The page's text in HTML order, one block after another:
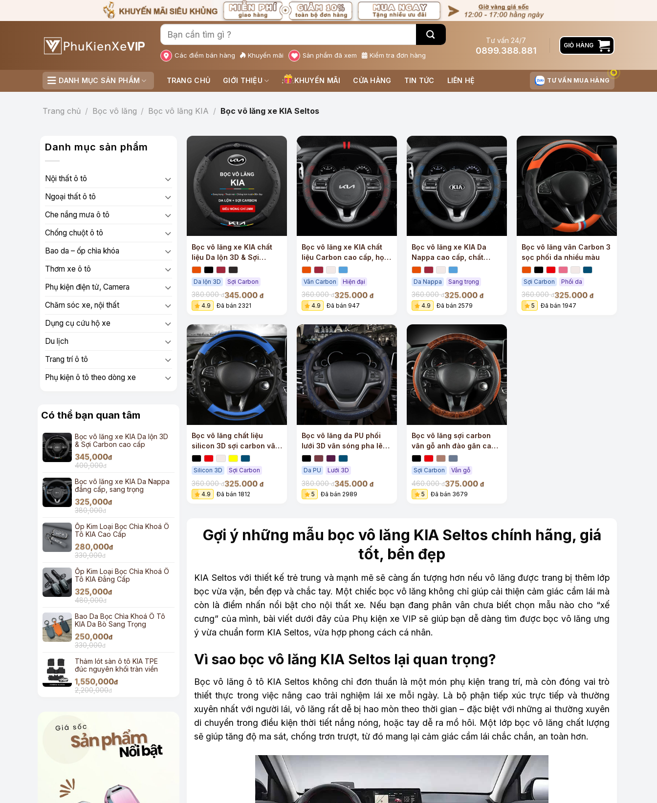
qua
Các điểm bán hàng Khuyến mãi Sản phẩm đã xem Kiểm tra đơn hàng
Tư vấn 24/7
0899.388.881
GIỎ HÀNG
DANH MỤC SẢN PHẨM TRANG CHỦ GIỚI THIỆU KHUYẾN MÃI CỬA HÀNG TIN TỨC LIÊN HỆ TƯ VẤN MUA HÀNG
Trang chủ / Bọc vô lăng / Bọc vô lăng KIA / Bọc vô lăng xe KIA Seltos
Danh mục sản phẩm
Nội thất ô tô
Ngoại thất ô tô
Che nắng mưa ô tô
Chống chuột ô tô
Bao da – ốp chìa khóa
Thơm xe ô tô
Phụ kiện điện tử, Camera
Chăm sóc xe, nội thất
Dụng cụ cứu hộ xe
Du lịch
Trang trí ô tô
Phụ kiện ô tô theo dòng xe
Có thể bạn quan tâm
Bọc vô lăng xe KIA Da lộn 3D
& Sợi Carbon cao cấp
345,000đ
400,000đ
Bọc vô lăng xe KIA Da Nappa
đẳng cấp, sang trọng
325,000đ
380,000đ
Ốp Kim Loại Bọc Chìa Khoá Ô
Tô KIA Cao Cấp
280,000đ
330,000đ
Ốp Kim Loại Bọc Chìa Khoá Ô
Tô KIA Đẳng Cấp
325,000đ
480,000đ
Bao Da Bọc Chìa Khoá Ô Tô
KIA Da Bò Sang Trọng
250,000đ
330,000đ
Thảm lót sàn ô tô KIA TPE
đúc nguyên khối tràn viền
1,550,000đ
2,200,000đ
Bọc vô lăng xe KIA chất
liệu Da lộn 3D & Sợi
Carbon cao cấp
Da lộn 3D Sợi Carbon
380.000đ345.000 đ
4.9
Đã bán 2321
Bọc vô lăng xe KIA chất
liệu Carbon cao cấp, họa
tiết 3D
Vân Carbon Hiện đại
360.000đ325.000 đ
4.9
Đã bán 947
Bọc vô lăng xe KIA Da
Nappa cao cấp, chất
lượng
Da Nappa Sang trọng
360.000đ325.000 đ
4.9
Đã bán 2579
Bọc vô lăng vân Carbon 3
sọc phối da nhiều màu
Sợi Carbon Phối da
360.000đ325.000 đ
5
Đã bán 1947
Bọc vô lăng chất liệu
silicon 3D sợi carbon vân
rồng kiểu mới
Silicon 3D Sợi Carbon
360.000đ325.000 đ
4.9
Đã bán 1812
Bọc vô lăng da PU phối
lưới 3D vân sóng pha lê
siêu sang
Da PU Lưới 3D
380.000đ345.000 đ
5
Đã bán 2989
Bọc vô lăng sợi carbon
vân gỗ anh đào gân cao
su sang trọng
Sợi Carbon Vân gỗ
460.000đ375.000 đ
5
Đã bán 3679
Gợi ý những mẫu bọc vô lăng KIA Seltos chính hãng, giá
tốt, bền đẹp
KIA Seltos với thiết kế trẻ trung và mạnh mẽ sẽ càng ấn tượng hơn nếu vô lăng được trang bị thêm lớp
bọc vừa vặn, bền đẹp và chắc tay. Một chiếc bọc vô lăng không chỉ giúp cải thiện cảm giác cầm lái mà
còn là điểm nhấn nổi bật cho nội thất xe. Nếu bạn đang phân vân chưa biết chọn mẫu nào cho “xế
cưng” của mình, bài viết dưới đây của Phụ kiện xe VIP sẽ giúp bạn dễ dàng tìm được bọc vô lăng ưng
ý vừa chuẩn form KIA Seltos, vừa hợp phong cách cá nhân.
Vì sao bọc vô lăng KIA Seltos lại quan trọng?
Bọc vô lăng ô tô KIA Seltos không chỉ đơn thuần là một món phụ kiện trang trí, mà còn đóng vai trò
thiết thực trong việc nâng cao trải nghiệm lái xe mỗi ngày. Là bộ phận tiếp xúc trực tiếp và thường
xuyên nhất với người lái, vô lăng rất dễ bị hao mòn theo thời gian – đặc biệt với những ai thường xuyên
di chuyển trong điều kiện thời tiết nắng nóng, hoặc tay dễ ra mồ hôi. Một lớp bọc vô lăng chất lượng
sẽ giúp tăng độ ma sát, chống trơn trượt, từ đó mang lại cảm giác cầm lái chắc chắn, an toàn hơn.